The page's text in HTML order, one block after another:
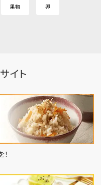
果物 卵
イト